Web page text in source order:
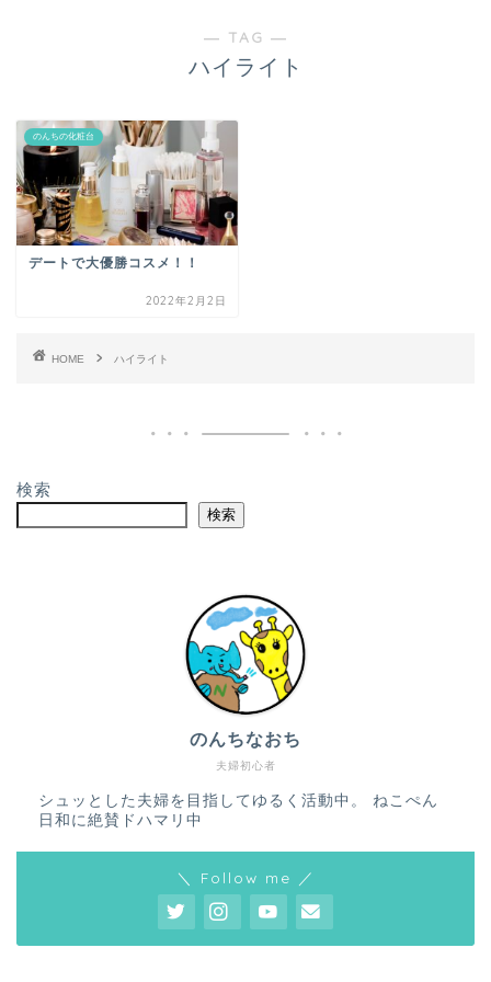
― TAG ―
ハイライト
のんちの化粧台
デートで大優勝コスメ！！
2022年2月2日
HOME ハイライト
検索
検索
夫婦初心者
のんちなおち
シュッとした夫婦を目指してゆるく活動中。 ねこぺん
日和に絶賛ドハマリ中
＼ Follow me ／